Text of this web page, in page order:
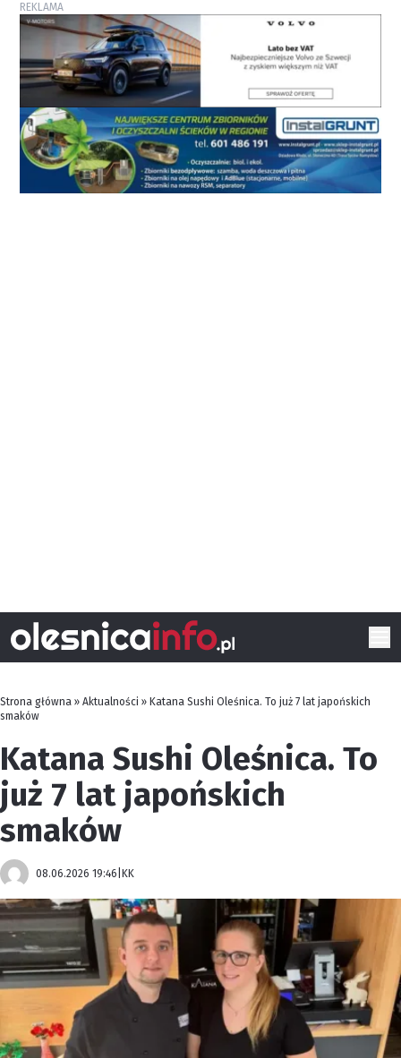
REKLAMA
Strona główna » Aktualności » Katana Sushi Oleśnica. To już 7 lat japońskich
smaków
Katana Sushi Oleśnica. To
już 7 lat japońskich
smaków
08.06.2026 19:46 KK